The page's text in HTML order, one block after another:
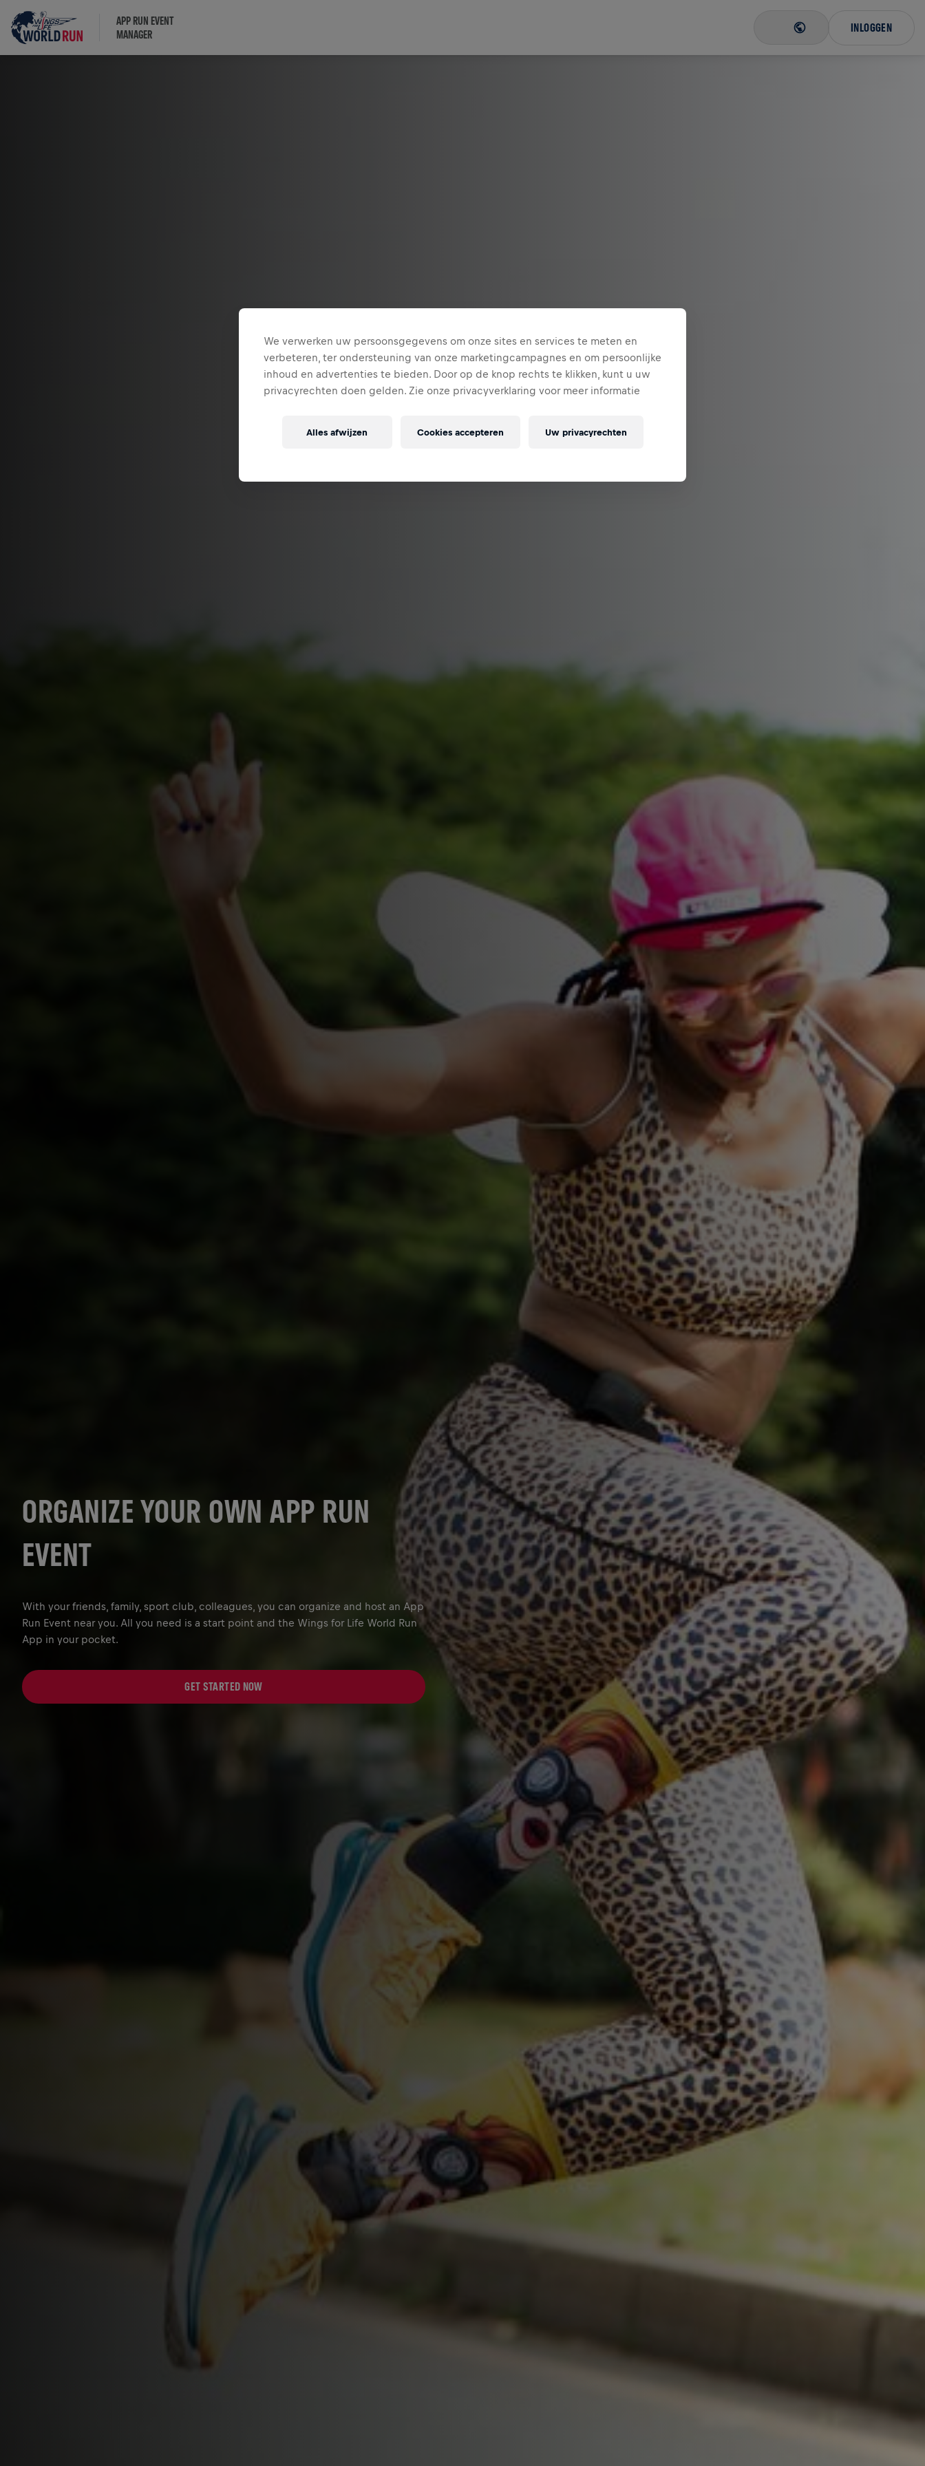
APP RUN EVENT
MANAGER
INLOGGEN
ORGANIZE YOUR OWN APP RUN
EVENT
With your friends, family, sport club, colleagues, you can organize and host an App
Run Event near you. All you need is a start point and the Wings for Life World Run
App in your pocket.
GET STARTED NOW
We verwerken uw persoonsgegevens om onze sites en services te meten en
verbeteren, ter ondersteuning van onze marketingcampagnes en om persoonlijke
inhoud en advertenties te bieden. Door op de knop rechts te klikken, kunt u uw
privacyrechten doen gelden. Zie onze privacyverklaring voor meer informatie
Uw privacyrechten
Alles afwijzen Cookies accepteren